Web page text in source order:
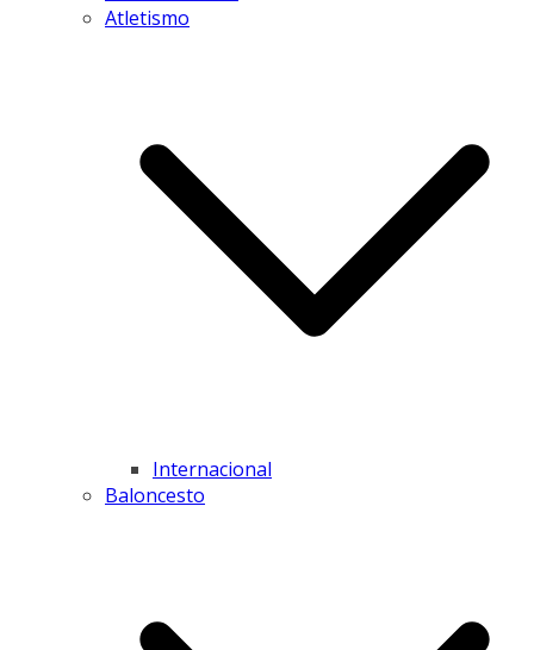
Atletismo
Internacional
Baloncesto